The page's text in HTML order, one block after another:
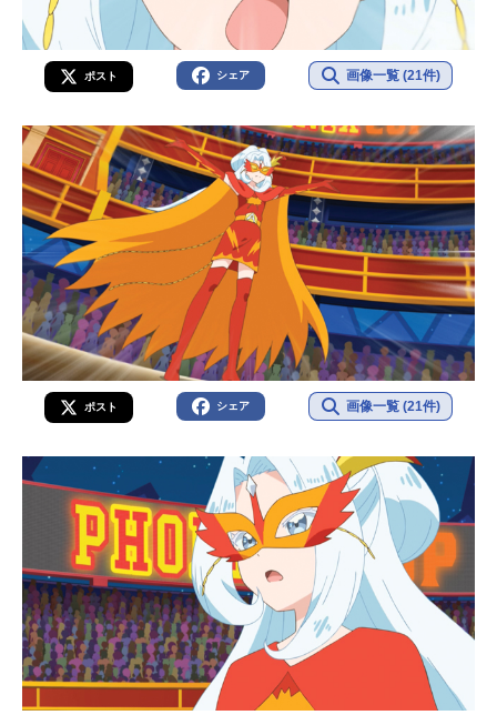
ポスト シェア 画像一覧 (21件)
ポスト シェア 画像一覧 (21件)